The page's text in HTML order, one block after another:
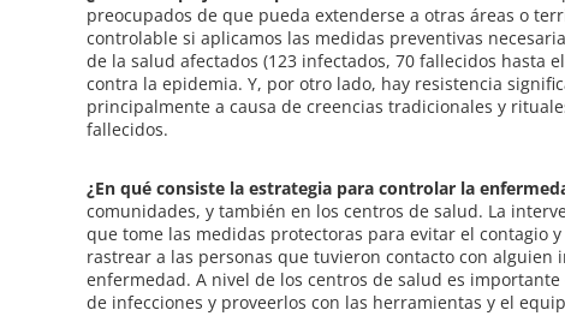
preocupados de que pueda extenderse a otras áreas o
controlable si aplicamos las medidas preventivas
de la salud afectados (123 infectados, 70 fallecidos hasta
contra la epidemia. Y, por otro lado, hay resistencia
principalmente a causa de creencias tradicionales y
fallecidos.
¿En qué consiste la estrategia para controlar la
comunidades, y también en los centros de salud. La
que tome las medidas protectoras para evitar el contagio
rastrear a las personas que tuvieron contacto con
enfermedad. A nivel de los centros de salud es
de infecciones y proveerlos con las herramientas y el